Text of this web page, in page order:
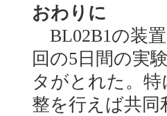
おわりに
BL02B1の装
回の5日間の実
タがとれた。
整を行えば共